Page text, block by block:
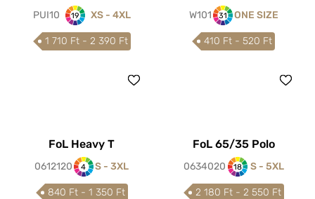
PUI10 19 XS - 4XL
1 710 Ft - 2 390 Ft
W101 31 ONE SIZE
410 Ft - 520 Ft
FoL Heavy T
0612120 4 S - 3XL
840 Ft - 1 350 Ft
FoL 65/35 Polo
0634020 18 S - 5XL
2 180 Ft - 2 550 Ft